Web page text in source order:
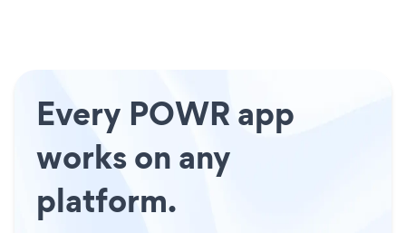
Every POWR app
works on any
platform.